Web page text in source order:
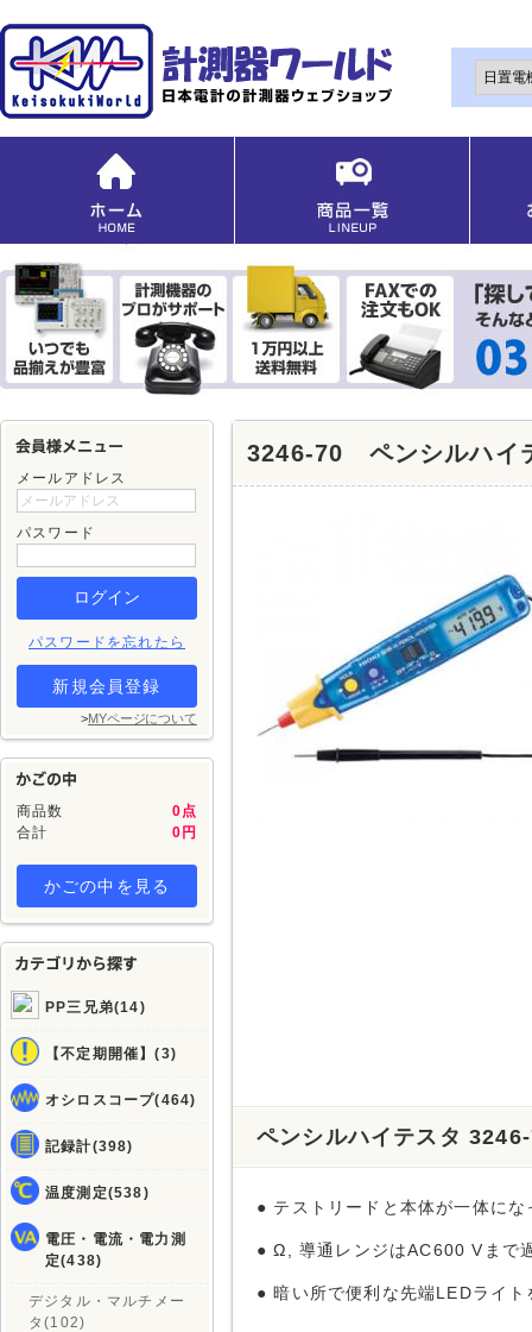
メールアドレス
パスワード
パスワードを忘れたら
新規会員登録
>MYページについて
商品数
0点
合計
0円
かごの中を見る
PP三兄弟(14)
【不定期開催】(3)
オシロスコープ(464)
記録計(398)
温度測定(538)
電圧・電流・電力測
定(438)
デジタル・マルチメー
タ(102)
3246-70 ペンシルハイ
ペンシルハイテスタ
● テストリードと本体が一体に
● Ω, 導通レンジはAC600 Vまで
● 暗い所で便利な先端LEDライト